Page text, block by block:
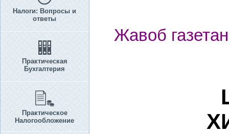
Налоги: Вопросы и
ответы
Практическая
Бухгалтерия
Практическое
Налогообложение
Жавоб